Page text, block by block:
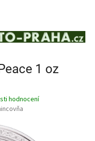
1 oz
hodnocení